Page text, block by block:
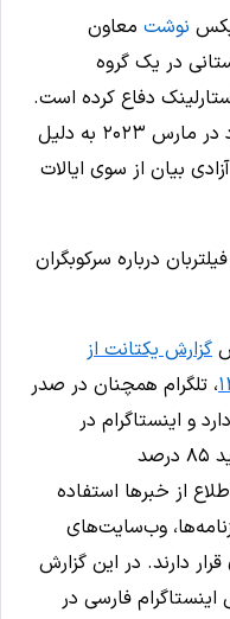
نوشتمعاون
در یک گروه
دفاع کرده است.
این شخص که مهدی امیری نام دارد در مارس ۲۰۲۳ به دلیل
بیان از سوی ایالات
درباره سرکوبگران
گزارش یکتانت از
، تلگرام همچنان در صدر
و اینستاگرام در
جایگاه دوم است. این گزارش می‌گوید ۸۵ درصد
از خبرها استفاده
وب‌سایت‌های
دارند. در این گزارش
فارسی در